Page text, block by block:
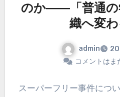
のか――「普通の
織へ変
admin
コメントはま
スーパーフリー事件につ